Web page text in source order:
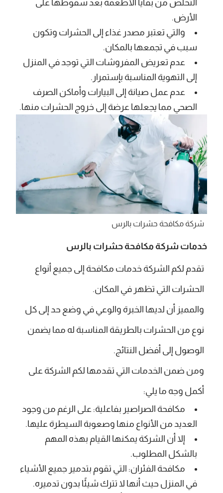
التخلص من بقايا الأطعمة بعد سقوطها على
الأرض.
والتي تعتبر مصدر غذاء إلى الحشرات وتكون
سبب في تجمعها بالمكان.
عدم تعريض المفروشات التي توجد في المنزل
إلى التهوية المناسبة بإستمرار.
عدم عمل صيانة إلى البيارات وأماكن الصرف
الصحي مما يجعلها عرضة إلى خروج الحشرات منها.
شركة مكافحة حشرات بالرس
خدمات شركة مكافحة حشرات بالرس
تقدم لكم الشركة خدمات مكافحة إلى جميع أنواع
الحشرات التي تظهر في المكان.
والمميز أن لديها الخبرة والوعي في وضع حد إلى كل
نوع من الحشرات بالطريقة المناسبة له مما يضمن
الوصول إلى أفضل النتائج.
ومن ضمن الخدمات التي تقدمها لكم الشركة على
أكمل وجه ما يلي:
مكافحة الصراصير بفاعلية: على الرغم من وجود
العديد من الأنواع منها وصعوبة السيطرة عليها.
إلا أن الشركة يمكنها القيام بهذه المهم
بالشكل المطلوب.
مكافحة الفئران: التي تقوم بتدمير جميع الأشياء
في المنزل حيث أنها لا تترك شيئًا بدون تدميره.